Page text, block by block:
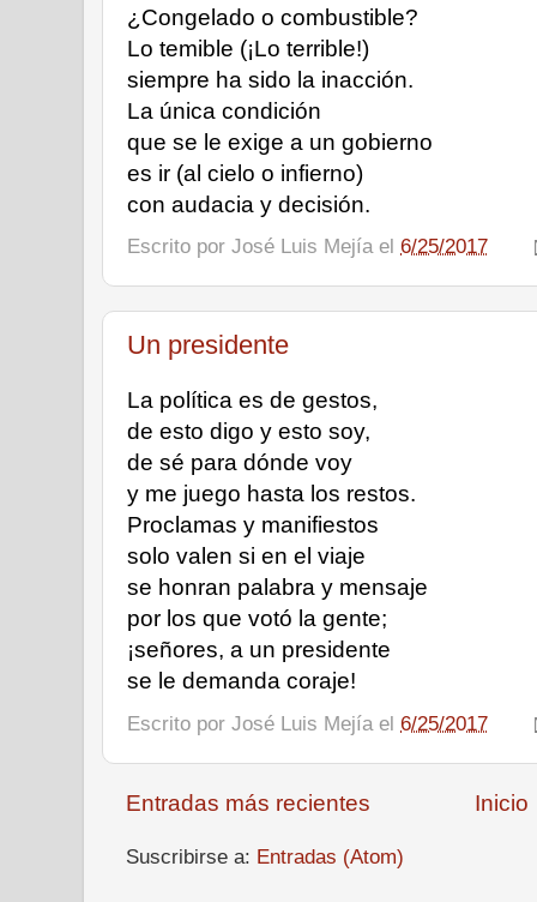
¿Congelado o combustible?
Lo temible (¡Lo terrible!)
siempre ha sido la inacción.
La única condición
que se le exige a un gobierno
es ir (al cielo o infierno)
con audacia y decisión.
Escrito por José Luis Mejía el 6/25/2017
Un presidente
La política es de gestos,
de esto digo y esto soy,
de sé para dónde voy
y me juego hasta los restos.
Proclamas y manifiestos
solo valen si en el viaje
se honran palabra y mensaje
por los que votó la gente;
¡señores, a un presidente
se le demanda coraje!
Escrito por José Luis Mejía el 6/25/2017
Entradas más recientes Inicio
Suscribirse a: Entradas (Atom)